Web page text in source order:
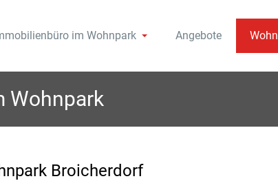
im Wohnpark
in Kaarst, der Terrassenwohnanlage mit
im Wohnpark Angebote
Wohnpark
Broicherdorf